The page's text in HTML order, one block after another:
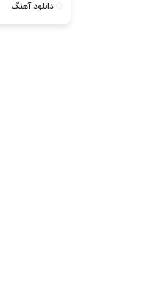
دانلود آهنگ